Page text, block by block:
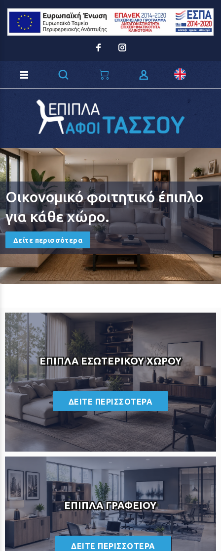
Οικονομικό φοιτητικό έπιπλο
για κάθε χώρο.
Δείτε περισσότερα
ΕΠΙΠΛΑ ΕΣΩΤΕΡΙΚΟΥ ΧΩΡΟΥ
ΔΕΙΤΕ ΠΕΡΙΣΣΟΤΕΡΑ
ΕΠΙΠΛΑ ΓΡΑΦΕΙΟΥ
<
ΔΕΙΤΕ ΠΕΡΙΣΣΟΤΕΡΑ